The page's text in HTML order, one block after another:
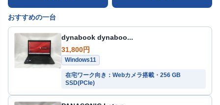
おすすめの一台
dynabook dynaboo...
31,800円
Windows11
在宅ワーク向き：Webカメラ搭載・256 GB
SSD(PCIe)